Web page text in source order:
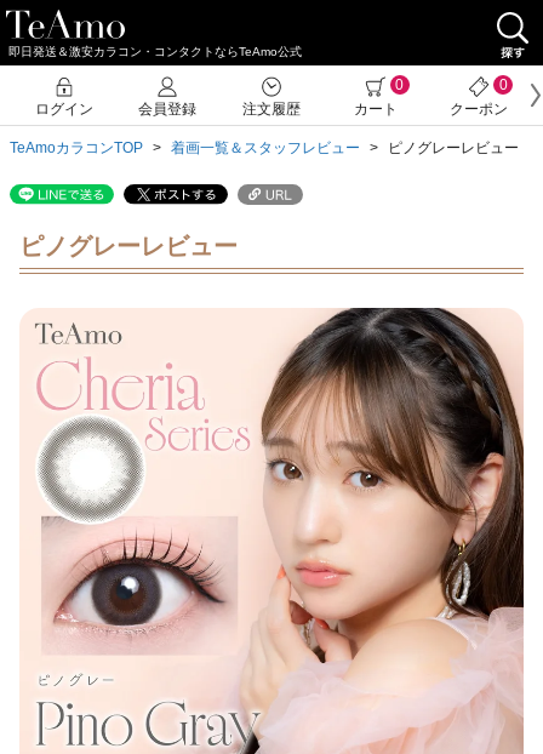
即日発送＆激安カラコン・コンタクトならTeAmo公式
TeAmoカラコンTOP 着画一覧＆スタッフレビュー ピノグレーレビュー
ピノグレーレビュー
ログイン 会員登録 注文履歴
0
カート
0
クーポン